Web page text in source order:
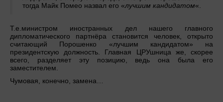
тогда Майк Помео назвал его «лучшим кандидатом«.
Т.е.министром иностранных дел нашего главного
дипломатического партнёра становится человек, открыто
считающий Порошенко «лучшим кандидатом» на
президентскую должность. Главная ЦРУшница же, скорее
всего, разделяет эту позицию, ведь она была его
заместителем.
Чумовая, конечно, замена…